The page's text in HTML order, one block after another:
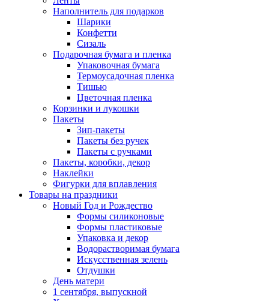
Наполнитель для подарков
Шарики
Конфетти
Сизаль
Подарочная бумага и пленка
Упаковочная бумага
Термоусадочная пленка
Тишью
Цветочная пленка
Корзинки и лукошки
Пакеты
Зип-пакеты
Пакеты без ручек
Пакеты с ручками
Пакеты, коробки, декор
Наклейки
Фигурки для вплавления
Товары на праздники
Новый Год и Рождество
Формы силиконовые
Формы пластиковые
Упаковка и декор
Водорастворимая бумага
Искусственная зелень
Отдушки
День матери
1 сентября, выпускной